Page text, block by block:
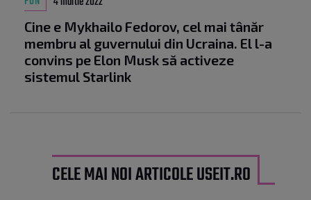
Cine e Mykhailo Fedorov, cel mai tânăr
membru al guvernului din Ucraina. El l-a
convins pe Elon Musk să activeze
sistemul Starlink
CELE MAI NOI ARTICOLE USEIT.RO